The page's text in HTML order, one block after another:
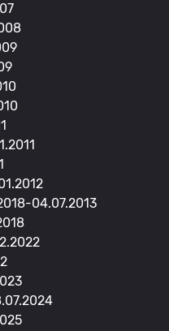
04.07.2013